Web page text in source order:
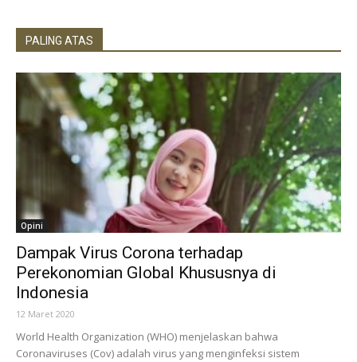
PALING ATAS
Opini
Dampak Virus Corona terhadap
Perekonomian Global Khususnya di
Indonesia
12 Maret 2020
World Health Organization (WHO) menjelaskan bahwa
Coronaviruses (Cov) adalah virus yang menginfeksi sistem